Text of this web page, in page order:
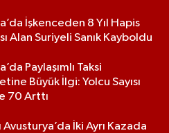
İşkenceden 8 Yıl Hapis
Alan Suriyeli Sanık Kayboldu
Paylaşımlı Taksi
Büyük İlgi: Yolcu Sayısı
70 Arttı
Avusturya’da İki Ayrı Kazada